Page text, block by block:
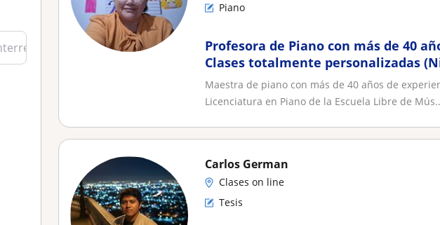
Piano
Profesora de Piano con más de 40
Clases totalmente personalizadas
Adolescentes y Adultos). Cualquier
Maestra de piano con más de 40 años de
Licenciatura en Piano de la Escuela Libre de
Carlos German
Clases on line
Tesis